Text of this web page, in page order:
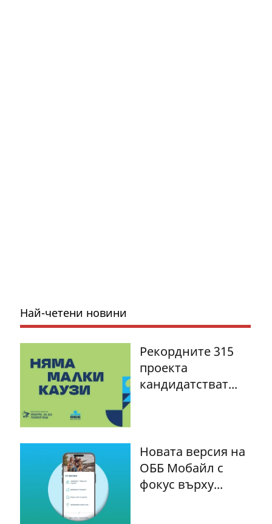
Най-четени новини
Рекордните 315
проекта
кандидатстват...
Новата версия на
ОББ Мобайл с
фокус върху...